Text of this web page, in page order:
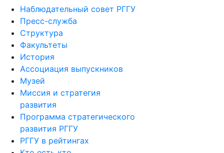
Наблюдательный совет РГГУ
Пресс-служба
Структура
Факультеты
История
Ассоциация выпускников
Музей
Миссия и стратегия
развития
Программа стратегического
развития РГГУ
РГГУ в рейтингах